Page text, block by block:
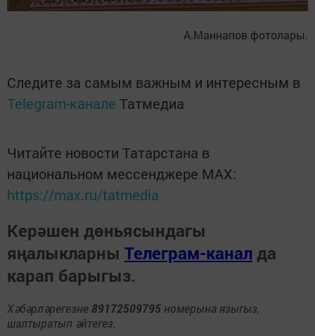
А.Маннапов фотолары.
Следите за самым важным и интересным в
Telegram-канале Татмедиа
Читайте новости Татарстана в
национальном мессенджере MАХ:
https://max.ru/tatmedia
Керәшен дөньясындагы
яңалыкларны Телеграм-канал да
карап барыгыз.
Хәбәрләрегезне 89172509795 номерына языгыз,
шалтыратып әйтегез.